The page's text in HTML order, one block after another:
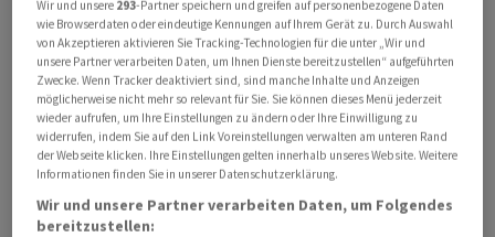
4,9 nach 5,0 Prozent im März zu. Damit steigen die
Chancen, dass die US-Notenbank die Zinsen in der
kommenden Sitzung unverändert lassen wird. Die
Zinserhöhungen hatten den Wachstumswerten seit
vergangenem Jahr zugesetzt. Nun zeichne sich
möglicherweise eine Verschiebung der
Anlegerpräferenzen ab, erklärten Marktteilnehmer.
Wir und unsere 293-Partner speichern und greifen auf personenbezogene Daten
wie Browserdaten oder eindeutige Kennungen auf Ihrem Gerät zu. Durch Auswahl
von Akzeptieren aktivieren Sie Tracking-Technologien für die unter „Wir und
unsere Partner verarbeiten Daten, um Ihnen Dienste bereitzustellen“ aufgeführten
Zwecke. Wenn Tracker deaktiviert sind, sind manche Inhalte und Anzeigen
möglicherweise nicht mehr so relevant für Sie. Sie können dieses Menü jederzeit
wieder aufrufen, um Ihre Einstellungen zu ändern oder Ihre Einwilligung zu
widerrufen, indem Sie auf den Link Voreinstellungen verwalten am unteren Rand
der Webseite klicken. Ihre Einstellungen gelten innerhalb unseres Website. Weitere
Informationen finden Sie in unserer Datenschutzerklärung.
Wir und unsere Partner verarbeiten Daten, um Folgendes
bereitzustellen: